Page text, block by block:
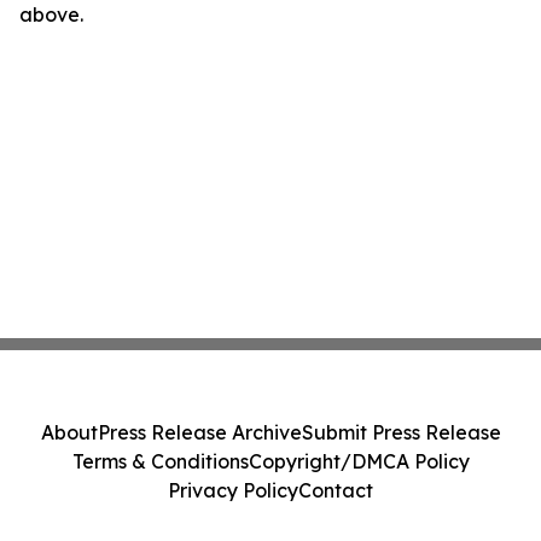
above.
AboutPress Release ArchiveSubmit Press Release
Terms & ConditionsCopyright/DMCA Policy
Privacy PolicyContact